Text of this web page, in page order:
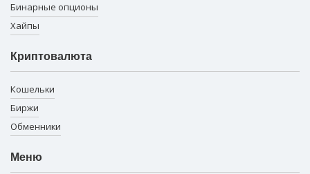
Бинарные опционы
Хайпы
Криптовалюта
Кошельки
Биржи
Обменники
Меню